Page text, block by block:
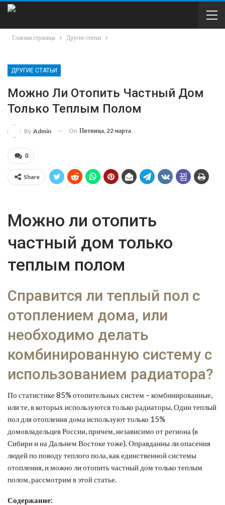
Главная страница Другие статьи
ДРУГИЕ СТАТЬИ
Можно Ли Отопить Частный Дом
Только Теплым Полом
By Admin On Пятница, 22 марта
0
Share
Можно ли отопить
частный дом только
теплым полом
Справится ли теплый пол с
отоплением дома, или
необходимо делать
комбинированную систему с
использованием радиатора?
По статистике 85% отопительных систем – комбинированные,
или те, в которых используются только радиаторы. Один теплый
пол для отопления дома используют только 15%
домовладельцев России, причем, независимо от региона (в
Сибири и на Дальнем Востоке тоже). Оправданны ли опасения
людей по поводу теплого пола, как единственной системы
отопления, и можно ли отопить частный дом только теплым
полом, рассмотрим в этой статье.
Содержание: